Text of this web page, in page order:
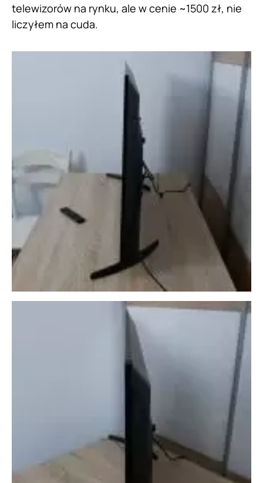
telewizorów na rynku, ale w cenie ~1500 zł, nie
liczyłem na cuda.